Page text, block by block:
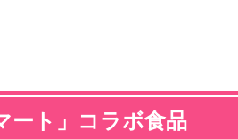
ート」コラボ食品